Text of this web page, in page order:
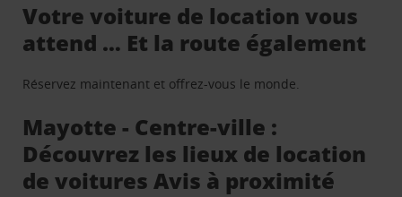
Votre voiture de location vous
attend … Et la route également
Réservez maintenant et offrez-vous le monde.
Mayotte - Centre-ville :
Découvrez les lieux de location
de voitures Avis à proximité